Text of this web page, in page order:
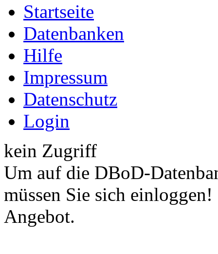
Startseite
Datenbanken
Hilfe
Impressum
Datenschutz
Login
kein Zugriff
Um auf die DBoD-
müssen Sie sich
Angebot.